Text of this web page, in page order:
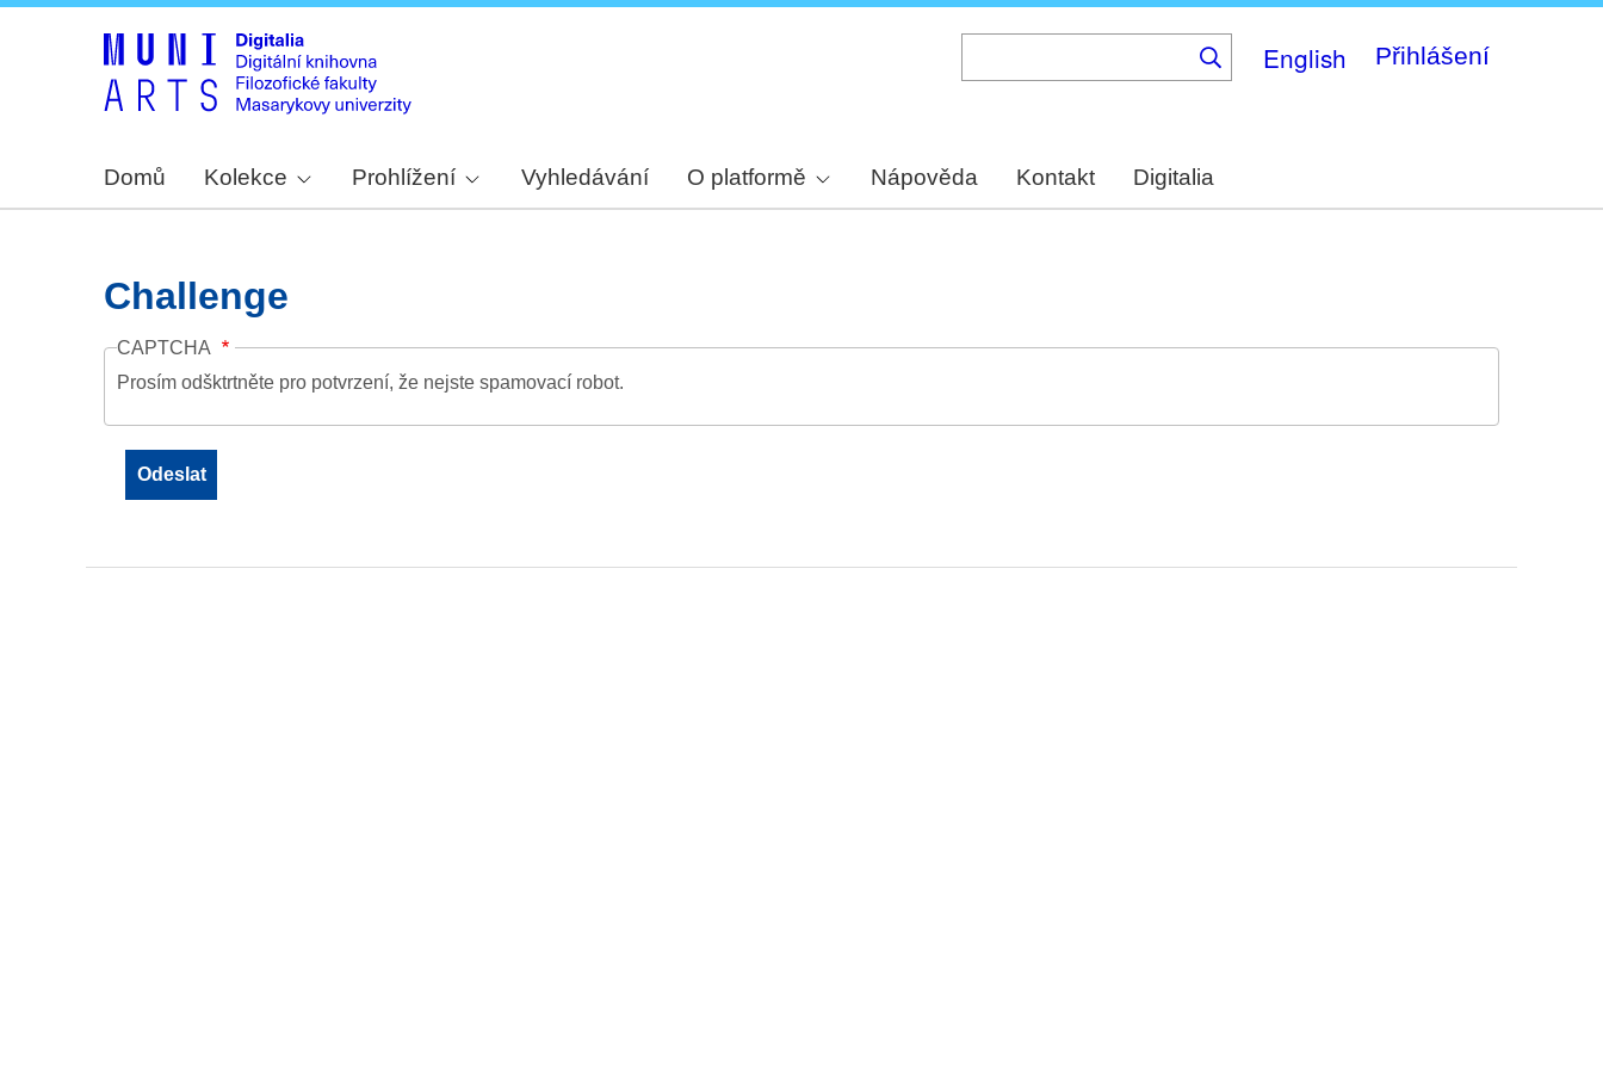
English Přihlášení
Domů Kolekce Prohlížení Vyhledávání O platformě Nápověda Kontakt Digitalia
Challenge
CAPTCHA
Prosím odšktrtněte pro potvrzení, že nejste spamovací robot.